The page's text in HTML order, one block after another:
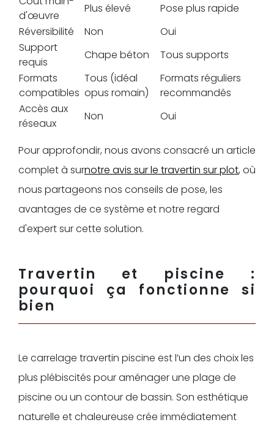
d'œuvre
Plus élevé
Pose plus rapide
Réversibilité
Non
Oui
Support
requis
Chape béton
Tous supports
Formats
compatibles
Tous (idéal
opus romain)
Formats réguliers
recommandés
Accès aux
réseaux
Non Oui
Pour approfondir, nous avons consacré un article
complet à surnotre avis sur le travertin sur plot, où
nous partageons nos conseils de pose, les
avantages de ce système et notre regard
d'expert sur cette solution.
Travertin et piscine :
pourquoi ça fonctionne si
bien
Le carrelage travertin piscine est l’un des choix les
plus plébiscités pour aménager une plage de
piscine ou un contour de bassin. Son esthétique
naturelle et chaleureuse crée immédiatement